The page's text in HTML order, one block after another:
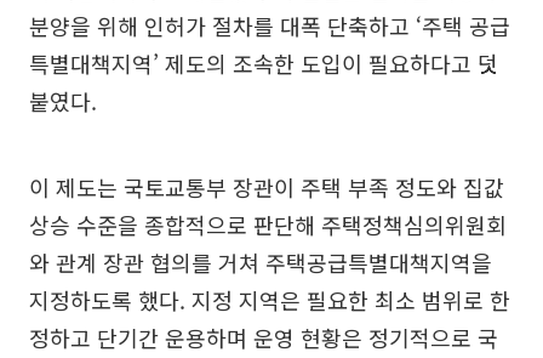
분양을 위해 인허가 절차를 대폭 단축하고 ‘주택 공급
특별대책지역’ 제도의 조속한 도입이 필요하다고 덧
붙였다.
이 제도는 국토교통부 장관이 주택 부족 정도와 집값
상승 수준을 종합적으로 판단해 주택정책심의위원회
와 관계 장관 협의를 거쳐 주택공급특별대책지역을
지정하도록 했다. 지정 지역은 필요한 최소 범위로 한
정하고 단기간 운용하며 운영 현황은 정기적으로 국